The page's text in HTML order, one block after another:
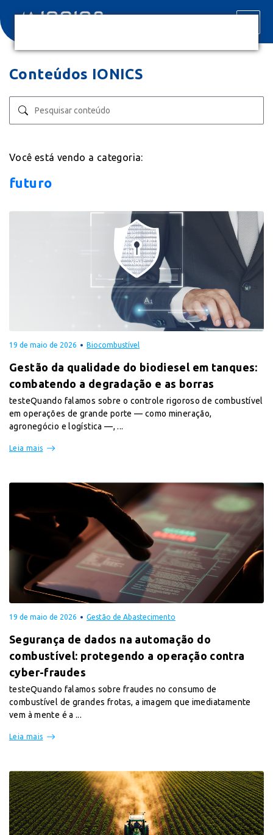
Conteúdos IONICS
Você está vendo a categoria:
futuro
19 de maio de 2026 Biocombustível
Gestão da qualidade do biodiesel em tanques:
combatendo a degradação e as borras
testeQuando falamos sobre o controle rigoroso de combustível
em operações de grande porte — como mineração,
agronegócio e logística —, ...
Leia mais
19 de maio de 2026 Gestão de Abastecimento
Segurança de dados na automação do
combustível: protegendo a operação contra
cyber-fraudes
testeQuando falamos sobre fraudes no consumo de
combustível de grandes frotas, a imagem que imediatamente
vem à mente é a ...
Leia mais